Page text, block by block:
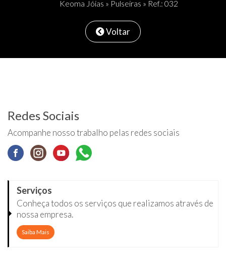
Keoma Jóias » Pulseiras » Ref.: 032
Voltar
Redes Sociais
Acompanhe nosso trabalho pelas redes sociais
Serviços
Conheça todos os serviços que realizamos através de
nossa empresa.
Saiba Mais